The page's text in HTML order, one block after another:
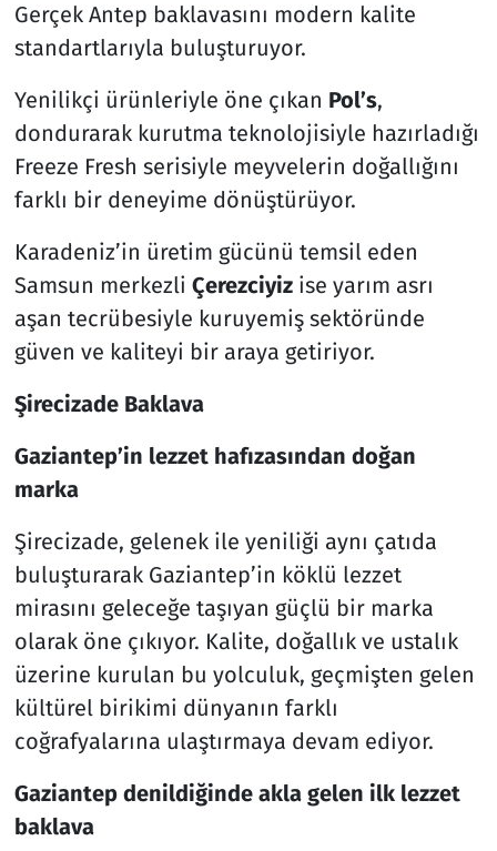
Gerçek Antep baklavasını modern kalite
standartlarıyla buluşturuyor.
Yenilikçi ürünleriyle öne çıkan Pol’s,
dondurarak kurutma teknolojisiyle hazırladığı
Freeze Fresh serisiyle meyvelerin doğallığını
farklı bir deneyime dönüştürüyor.
Karadeniz’in üretim gücünü temsil eden
Samsun merkezli Çerezciyizise yarım asrı
aşan tecrübesiyle kuruyemiş sektöründe
güven ve kaliteyi bir araya getiriyor.
Şirecizade Baklava
Gaziantep’in lezzet hafızasından doğan
marka
Şirecizade, gelenek ile yeniliği aynı çatıda
buluşturarak Gaziantep’in köklü lezzet
mirasını geleceğe taşıyan güçlü bir marka
olarak öne çıkıyor. Kalite, doğallık ve ustalık
üzerine kurulan bu yolculuk, geçmişten gelen
kültürel birikimi dünyanın farklı
coğrafyalarına ulaştırmaya devam ediyor.
Gaziantep denildiğinde akla gelen ilk lezzet
baklava